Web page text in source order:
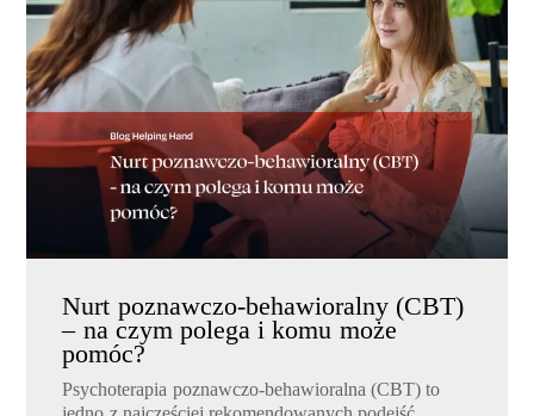
Nurt poznawczo-behawioralny (CBT)
– na czym polega i komu może
pomóc?
Psychoterapia poznawczo-behawioralna (CBT) to